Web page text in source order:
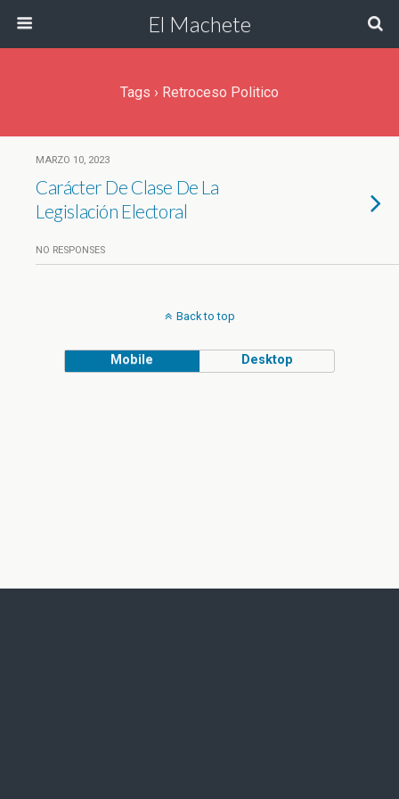
El Machete
Tags › Retroceso Politico
MARZO 10, 2023
Carácter De Clase De La
Legislación Electoral
NO RESPONSES
Back to top
Mobile Desktop